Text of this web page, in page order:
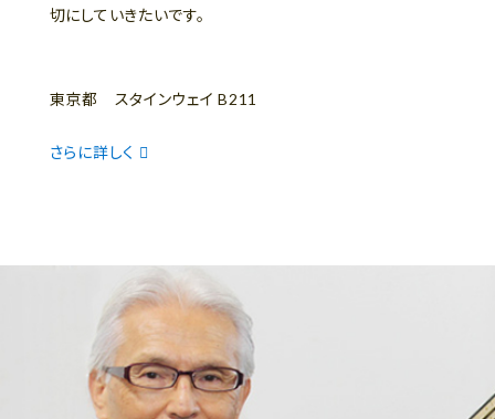
切にしていきたいです。
東京都 スタインウェイ B211
さらに詳しく